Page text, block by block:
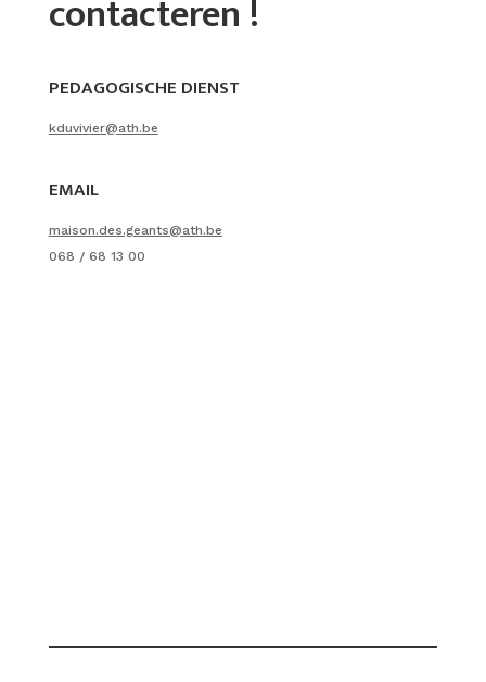
contacteren !
PEDAGOGISCHE DIENST
kduvivier@ath.be
EMAIL
maison.des.geants@ath.be
068 / 68 13 00